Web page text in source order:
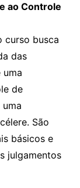
ao Controle
curso busca
das
de
São
básicos e
julgamentos